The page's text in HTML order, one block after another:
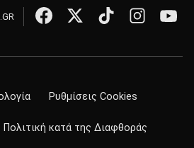
Ρυθμίσεις Cookies
Πολιτική κατά της Διαφθοράς